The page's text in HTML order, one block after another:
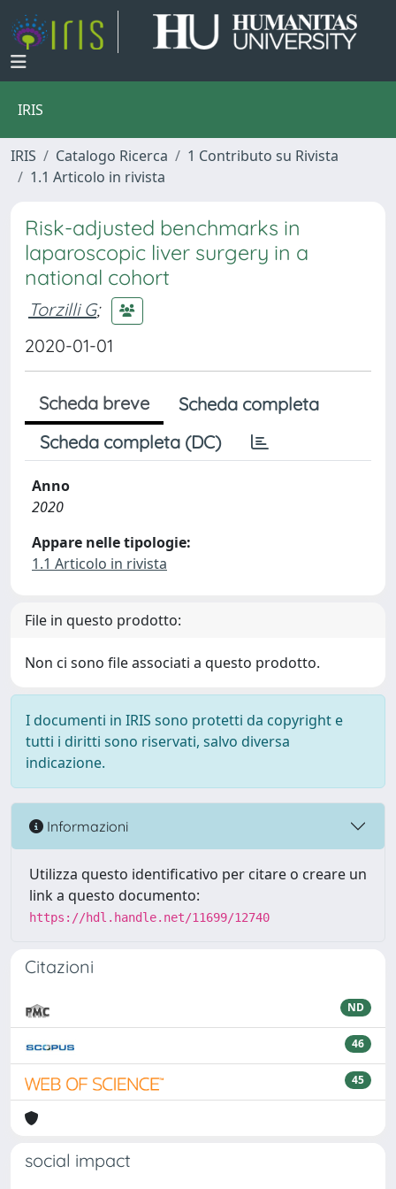
IRIS
IRIS Catalogo Ricerca
1 Contributo su Rivista
1.1 Articolo in rivista
Risk-adjusted benchmarks in
laparoscopic liver surgery in a
national cohort
Torzilli G;
2020-01-01
Scheda breve
Scheda completa
Scheda completa (DC)
Anno
2020
Appare nelle tipologie:
1.1 Articolo in rivista
File in questo prodotto:
Non ci sono file associati a questo prodotto.
I documenti in IRIS sono protetti da copyright e
tutti i diritti sono riservati, salvo diversa
indicazione.
Informazioni
Utilizza questo identificativo per citare o creare un
link a questo documento:
https://hdl.handle.net/11699/12740
Citazioni
ND
46
45
social impact